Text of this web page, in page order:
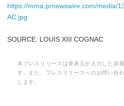
https://mma.prnewswire.com/media/
AC.jpg
SOURCE: LOUIS XIII COGNAC
本プレスリリースは発表元が入力した原
す。また、プレスリリースへのお問い合
します。